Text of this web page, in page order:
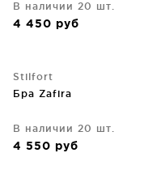
В наличии 20 шт.
4 450 руб
Stilfort
Бра Zafira
В наличии 20 шт.
4 550 руб